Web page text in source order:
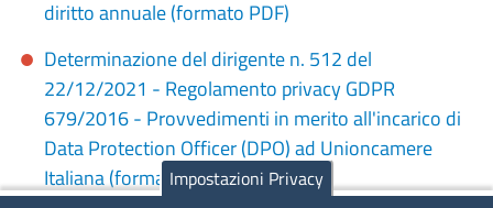
diritto annuale (formato PDF)
Determinazione del dirigente n. 512 del
22/12/2021 - Regolamento privacy GDPR
679/2016 - Provvedimenti in merito all'incarico di
Data Protection Officer (DPO) ad Unioncamere
Italiana (formato PDF)Impostazioni Privacy